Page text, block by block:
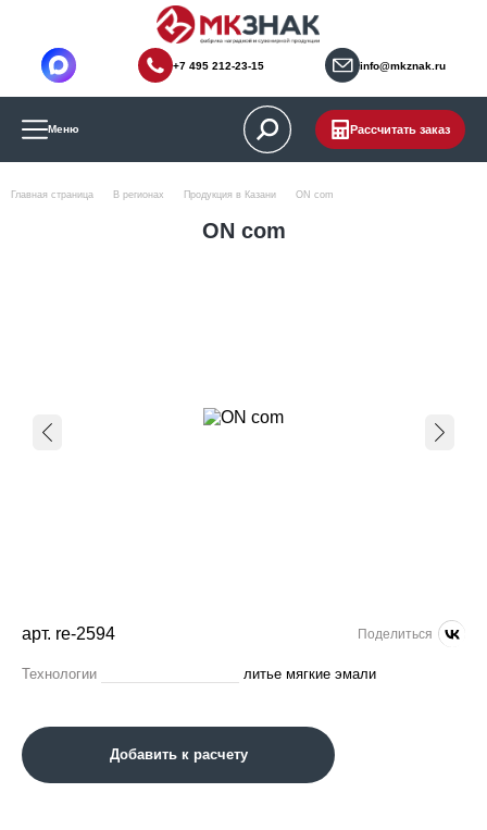
info@mkznak.ru
+7 495 212-23-15
Меню Рассчитать заказ
Главная страница В регионах Продукция в Казани ON com
ON com
арт. re-2594 Поделиться
Технологии литье мягкие эмали
Добавить к расчету